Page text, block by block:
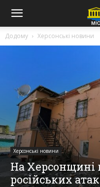
Додому Херсонські новини
Херсонські новини
На Херсонщині
російських